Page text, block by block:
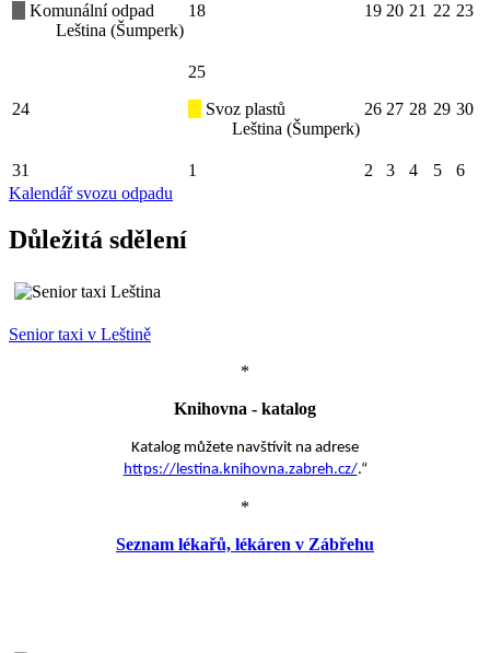
Komunální odpad
Leština (Šumperk)
18 19 20 21 22 23
24
25
Svoz plastů
Leština (Šumperk)
26 27 28 29 30
31 1 2 3 4 5
6
Kalendář svozu odpadu
Důležitá sdělení
Senior taxi v Leštině
*
Knihovna - katalog
Katalog můžete navštívit na adrese
https://lestina.knihovna.zabreh.cz/.“
*
Seznam lékařů, lékáren v Zábřehu